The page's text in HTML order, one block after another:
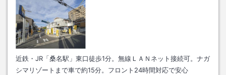
近鉄・JR「桑名駅」東口徒歩1分。無線ＬＡＮネット接続可。ナガ
シマリゾートまで車で約15分。フロント24時間対応で安心